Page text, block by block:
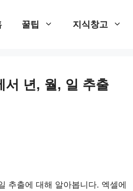
꿀팁 지식창고
서 년, 월, 일 추출
추출에 대해 알아봅니다. 엑셀에